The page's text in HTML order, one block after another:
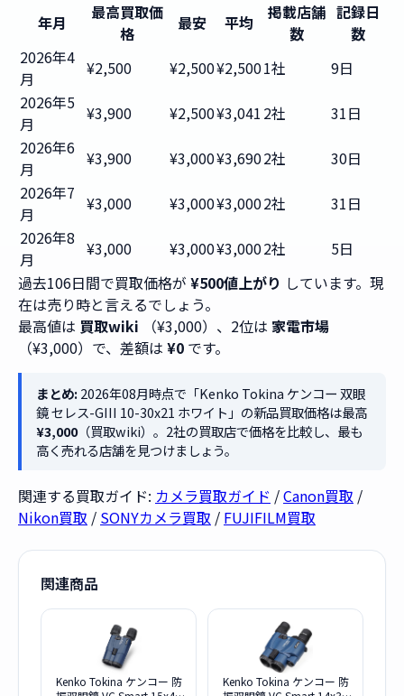
年月
最高買取価
格
最安 平均
掲載店舗
数
記録日
数
2026年4
月
¥2,500 ¥2,500¥2,5001社
9日
2026年5
月
¥3,900 ¥2,500¥3,041 2社
31日
2026年6
月
¥3,900 ¥3,000¥3,6902社
30日
2026年7
月
¥3,000 ¥3,000¥3,0002社
31日
2026年8
月
¥3,000 ¥3,000¥3,0002社
5日
過去106日間で買取価格が ¥500値上がり しています。現
在は売り時と言えるでしょう。
最高値は 買取wiki （¥3,000）、2位は 家電市場
（¥3,000）で、差額は ¥0 です。
まとめ:2026年08月時点で「Kenko Tokina ケンコー 双眼
鏡 セレス-GIII 10-30x21 ホワイト」の新品買取価格は最高
¥3,000（買取wiki）。2社の買取店で価格を比較し、最も
高く売れる店舗を見つけましょう。
関連する買取ガイド: カメラ買取ガイド /Canon買取 /
Nikon買取 / SONYカメラ買取 / FUJIFILM買取
関連商品
Kenko Tokina ケンコー 防
Kenko Tokina ケンコー 防